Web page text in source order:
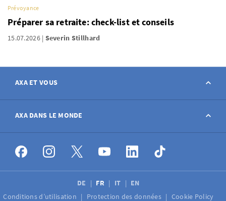
Prévoyance
Préparer sa retraite: check-list et conseils
15.07.2026 Severin Stillhard
AXA ET VOUS
Contact
Déclarer sinistre
Postes à pourvoir
AXA DANS LE MONDE
AXA dans le monde
DE FR IT
EN
Conditions d’utilisation
Protection des données
Cookie Policy